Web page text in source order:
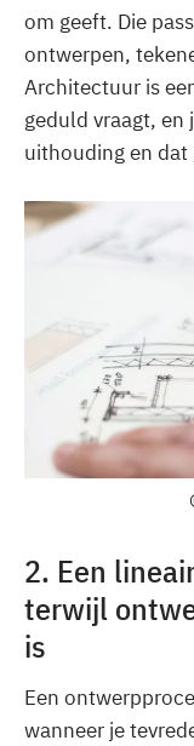
om geeft. Die
ontwerpen,
Architectuur is
geduld vraagt, en
uithouding en
2. Een
terwijl
is
Een
wanneer je